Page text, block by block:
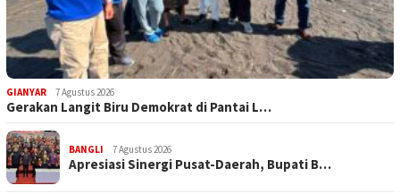
GIANYAR 7 Agustus 2026
Gerakan Langit Biru Demokrat di Pantai L…
BANGLI 7 Agustus 2026
Apresiasi Sinergi Pusat-Daerah, Bupati B…